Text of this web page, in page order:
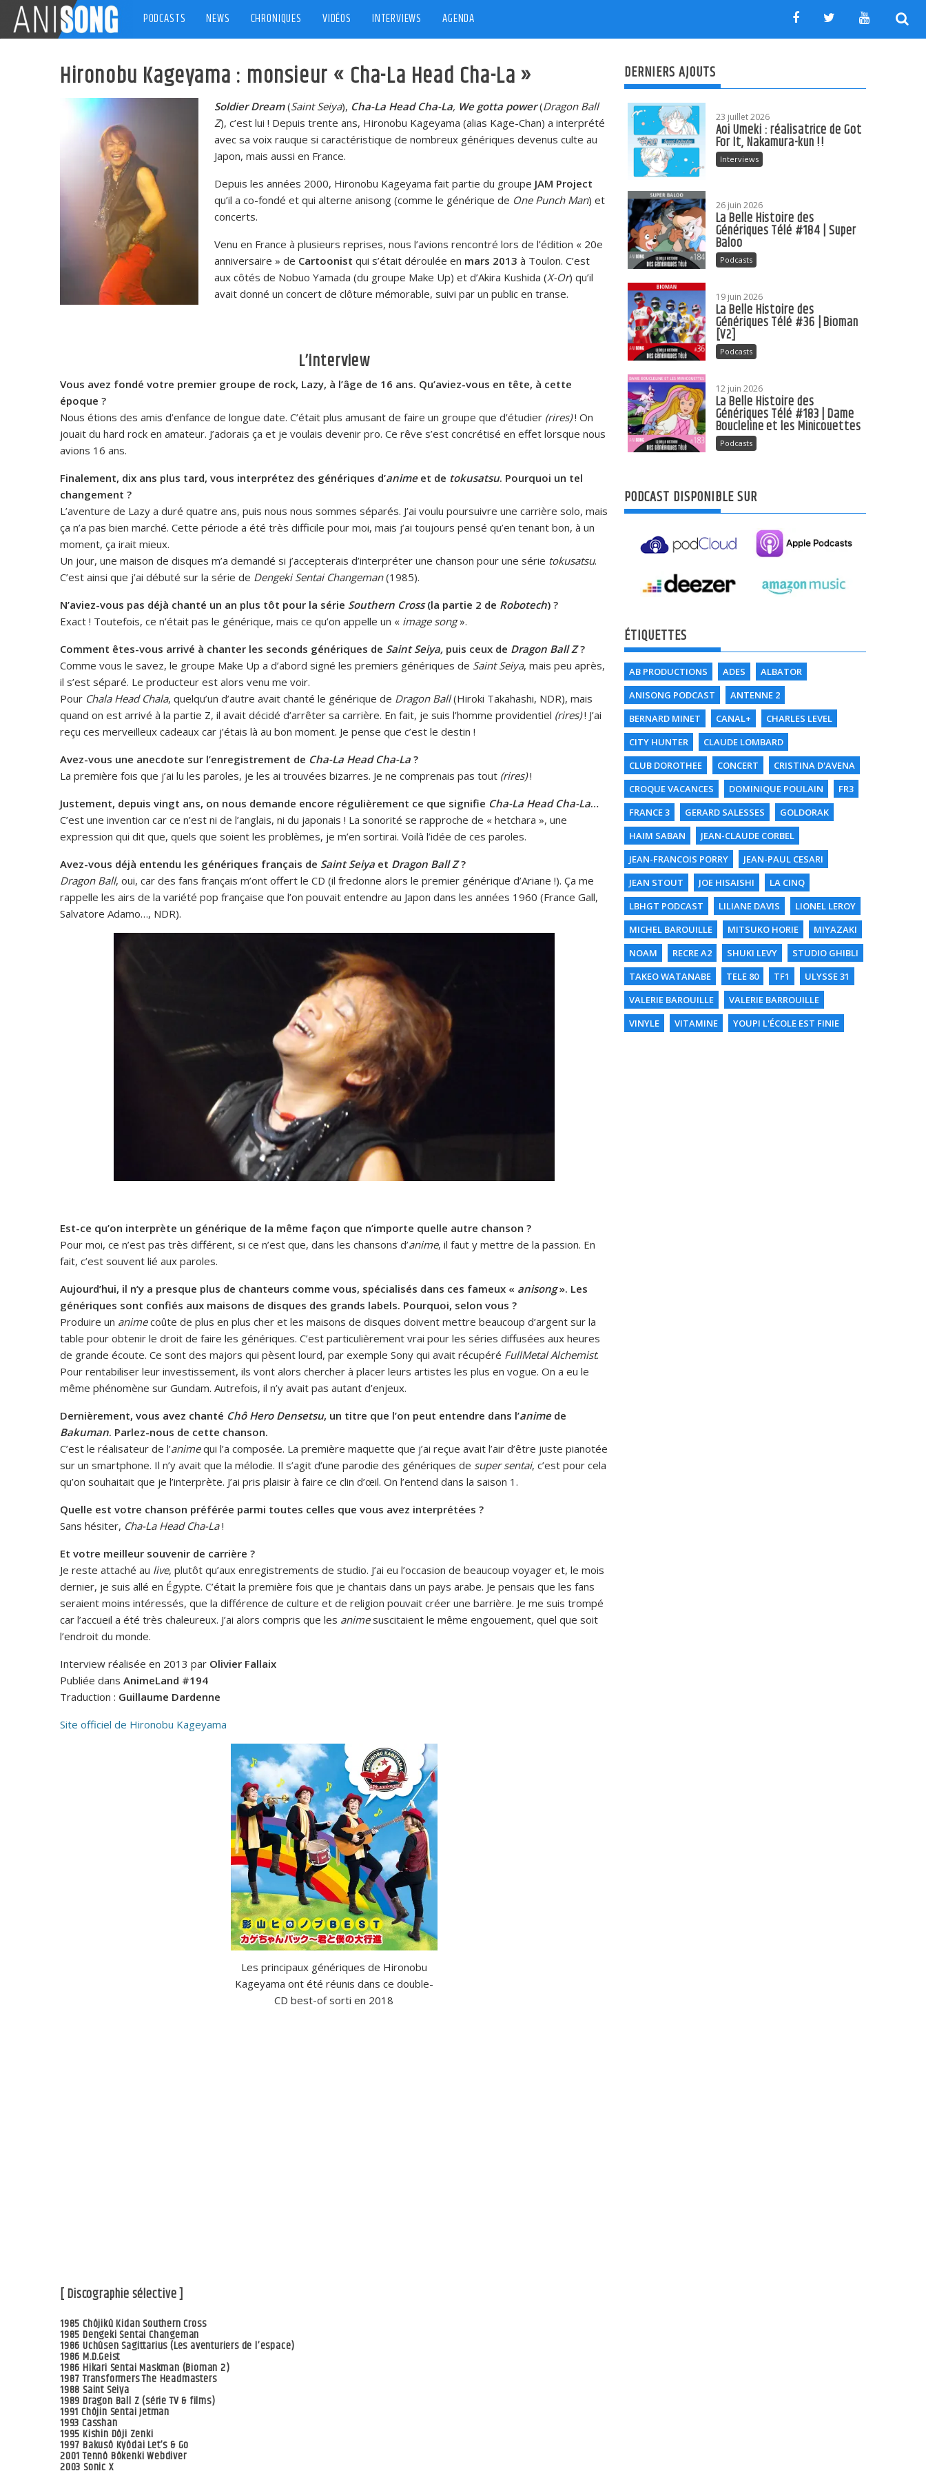
content
PODCASTS NEWS CHRONIQUES VIDÉOS INTERVIEWS AGENDA
Hironobu Kageyama : monsieur « Cha-La Head Cha-La »
Soldier Dream(Saint Seiya), Cha-La Head Cha-La, We gotta power(Dragon Ball
Z), c’est lui ! Depuis trente ans, Hironobu Kageyama (alias Kage-Chan) a interprété
avec sa voix rauque si caractéristique de nombreux génériques devenus culte au
Japon, mais aussi en France.
Depuis les années 2000, Hironobu Kageyama fait partie du groupe JAM Project
qu’il a co-fondé et qui alterne anisong (comme le générique de One Punch Man) et
concerts.
Venu en France à plusieurs reprises, nous l’avions rencontré lors de l’édition « 20e
anniversaire » de Cartoonist qui s’était déroulée en mars 2013 à Toulon. C’est
aux côtés de Nobuo Yamada (du groupe Make Up) et d’Akira Kushida (X-Or) qu’il
avait donné un concert de clôture mémorable, suivi par un public en transe.
L’interview
Vous avez fondé votre premier groupe de rock, Lazy, à l’âge de 16 ans. Qu’aviez-vous en tête, à cette
époque ?
Nous étions des amis d’enfance de longue date. C’était plus amusant de faire un groupe que d’étudier (rires)! On
jouait du hard rock en amateur. J’adorais ça et je voulais devenir pro. Ce rêve s’est concrétisé en effet lorsque nous
avions 16 ans.
Finalement, dix ans plus tard, vous interprétez des génériques d’anime et de tokusatsu. Pourquoi un tel
changement ?
L’aventure de Lazy a duré quatre ans, puis nous nous sommes séparés. J’ai voulu poursuivre une carrière solo, mais
ça n’a pas bien marché. Cette période a été très difficile pour moi, mais j’ai toujours pensé qu’en tenant bon, à un
moment, ça irait mieux.
Un jour, une maison de disques m’a demandé si j’accepterais d’interpréter une chanson pour une série tokusatsu.
C’est ainsi que j’ai débuté sur la série de Dengeki Sentai Changeman(1985).
N’aviez-vous pas déjà chanté un an plus tôt pour la série Southern Cross(la partie 2 de Robotech) ?
Exact ! Toutefois, ce n’était pas le générique, mais ce qu’on appelle un « image song».
Comment êtes-vous arrivé à chanter les seconds génériques de Saint Seiya, puis ceux de Dragon Ball Z?
Comme vous le savez, le groupe Make Up a d’abord signé les premiers génériques de Saint Seiya, mais peu après,
il s’est séparé. Le producteur est alors venu me voir.
Pour Chala Head Chala, quelqu’un d’autre avait chanté le générique de Dragon Ball(Hiroki Takahashi, NDR), mais
quand on est arrivé à la partie Z, il avait décidé d’arrêter sa carrière. En fait, je suis l’homme providentiel (rires)! J’ai
reçu ces merveilleux cadeaux car j’étais là au bon moment. Je pense que c’est le destin !
Avez-vous une anecdote sur l’enregistrement de Cha-La Head Cha-La ?
La première fois que j’ai lu les paroles, je les ai trouvées bizarres. Je ne comprenais pas tout (rires)!
Justement, depuis vingt ans, on nous demande encore régulièrement ce que signifie Cha-La Head Cha-La…
C’est une invention car ce n’est ni de l’anglais, ni du japonais ! La sonorité se rapproche de « hetchara », une
expression qui dit que, quels que soient les problèmes, je m’en sortirai. Voilà l’idée de ces paroles.
Avez-vous déjà entendu les génériques français de Saint Seiya et Dragon Ball Z?
Dragon Ball, oui, car des fans français m’ont offert le CD (il fredonne alors le premier générique d’Ariane !). Ça me
rappelle les airs de la variété pop française que l’on pouvait entendre au Japon dans les années 1960 (France Gall,
Salvatore Adamo…, NDR).
Est-ce qu’on interprète un générique de la même façon que n’importe quelle autre chanson ?
Pour moi, ce n’est pas très différent, si ce n’est que, dans les chansons d’anime, il faut y mettre de la passion. En
fait, c’est souvent lié aux paroles.
Aujourd’hui, il n’y a presque plus de chanteurs comme vous, spécialisés dans ces fameux « anisong». Les
génériques sont confiés aux maisons de disques des grands labels. Pourquoi, selon vous ?
Produire un animecoûte de plus en plus cher et les maisons de disques doivent mettre beaucoup d’argent sur la
table pour obtenir le droit de faire les génériques. C’est particulièrement vrai pour les séries diffusées aux heures
de grande écoute. Ce sont des majors qui pèsent lourd, par exemple Sony qui avait récupéré FullMetal Alchemist.
Pour rentabiliser leur investissement, ils vont alors chercher à placer leurs artistes les plus en vogue. On a eu le
même phénomène sur Gundam. Autrefois, il n’y avait pas autant d’enjeux.
Dernièrement, vous avez chanté Chô Hero Densetsu, un titre que l’on peut entendre dans l’animede
Bakuman. Parlez-nous de cette chanson.
C’est le réalisateur de l’animequi l’a composée. La première maquette que j’ai reçue avait l’air d’être juste pianotée
sur un smartphone. Il n’y avait que la mélodie. Il s’agit d’une parodie des génériques de super sentai, c’est pour cela
qu’on souhaitait que je l’interprète. J’ai pris plaisir à faire ce clin d’œil. On l’entend dans la saison 1.
Quelle est votre chanson préférée parmi toutes celles que vous avez interprétées ?
Sans hésiter, Cha-La Head Cha-La!
Et votre meilleur souvenir de carrière ?
Je reste attaché au live, plutôt qu’aux enregistrements de studio. J’ai eu l’occasion de beaucoup voyager et, le mois
dernier, je suis allé en Égypte. C’était la première fois que je chantais dans un pays arabe. Je pensais que les fans
seraient moins intéressés, que la différence de culture et de religion pouvait créer une barrière. Je me suis trompé
car l’accueil a été très chaleureux. J’ai alors compris que les animesuscitaient le même engouement, quel que soit
l’endroit du monde.
Interview réalisée en 2013 par Olivier Fallaix
Publiée dans AnimeLand #194
Traduction : Guillaume Dardenne
Site officiel de Hironobu Kageyama
Les principaux génériques de Hironobu
Kageyama ont été réunis dans ce double-
CD best-of sorti en 2018
[ Discographie sélective ]
1985 Chôjikû Kidan Southern Cross
1985 Dengeki Sentai Changeman
1986 Uchûsen Sagittarius (Les aventuriers de l’espace)
1986 M.D.Geist
1986 Hikari Sentai Maskman (Bioman 2)
1987 Transformers The Headmasters
1988 Saint Seiya
1989 Dragon Ball Z (série TV & films)
1991 Chôjin Sentai Jetman
1993 Casshan
1995 Kishin Dôji Zenki
1997 Bakusô Kyôdai Let’s & Go
2001 Tennô Bôkenki Webdiver
2003 Sonic X
DERNIERS AJOUTS
23 juillet 2026
Aoi Umeki : réalisatrice de Got
For It, Nakamura-kun !!
Interviews
26 juin 2026
La Belle Histoire des
Génériques Télé #184 | Super
Baloo
Podcasts
19 juin 2026
La Belle Histoire des
Génériques Télé #36 | Bioman
[V2]
Podcasts
12 juin 2026
La Belle Histoire des
Génériques Télé #183 | Dame
Boucleline et les Minicouettes
Podcasts
PODCAST DISPONIBLE SUR
ÉTIQUETTES
AB PRODUCTIONS ADES
ALBATOR
ANISONG PODCAST
ANTENNE 2
BERNARD MINET
CANAL+
CHARLES LEVEL
CITY HUNTER
CLAUDE LOMBARD
CLUB DOROTHEE
CONCERT
CRISTINA D'AVENA
CROQUE VACANCES
DOMINIQUE POULAIN
FR3
FRANCE 3
GERARD SALESSES
GOLDORAK
HAIM SABAN
JEAN-CLAUDE CORBEL
JEAN-FRANCOIS PORRY
JEAN-PAUL CESARI
JEAN STOUT
JOE HISAISHI
LA CINQ
LBHGT PODCAST
LILIANE DAVIS
LIONEL LEROY
MICHEL BAROUILLE
MITSUKO HORIE
MIYAZAKI
NOAM
RECRE A2 SHUKI LEVY
STUDIO GHIBLI
TAKEO WATANABE
TELE 80 TF1
ULYSSE 31
VALERIE BAROUILLE
VALERIE BARROUILLE
VINYLE
VITAMINE YOUPI L'ÉCOLE EST FINIE